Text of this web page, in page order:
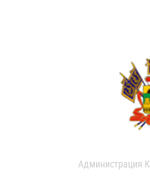
Администрация